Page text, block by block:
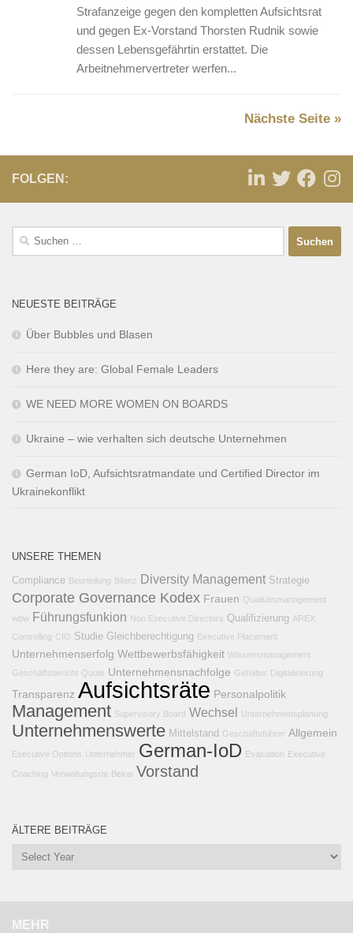
Strafanzeige gegen den kompletten Aufsichtsrat
und gegen Ex-Vorstand Thorsten Rudnik sowie
dessen Lebensgefährtin erstattet. Die
Arbeitnehmervertreter werfen...
Nächste Seite »
FOLGEN:
NEUESTE BEITRÄGE
Über Bubbles und Blasen
Here they are: Global Female Leaders
WE NEED MORE WOMEN ON BOARDS
Ukraine – wie verhalten sich deutsche Unternehmen
German IoD, Aufsichtsratmandate und Certified Director im
Ukrainekonflikt
UNSERE THEMEN
Compliance Beurteilung Bilanz Diversity Management Strategie
Corporate Governance Kodex Frauen Qualitätsmanagement
wbw Führungsfunkion Non Executive Directors Qualifizierung AREX
Controlling CIO Studie Gleichberechtigung Executive Placement
Unternehmenserfolg Wettbewerbsfähigkeit Wissensmanagement
Geschäftsbericht Quote Unternehmensnachfolge Gehälter Digitalisierung
Transparenz Aufsichtsräte Personalpolitik
Management Supervisory Board Wechsel Unternehmensplanung
Unternehmenswerte Mittelstand Geschäftsführer Allgemein
Executive Options Unternehmer German-IoD Evaluation Executive
Coaching Verwaltungsrat Beirat Vorstand
ÄLTERE BEITRÄGE
MEHR